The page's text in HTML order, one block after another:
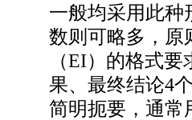
一般均采用此种
数则可略多，原
（EI）的格式
果、最终结论4
简明扼要，通常